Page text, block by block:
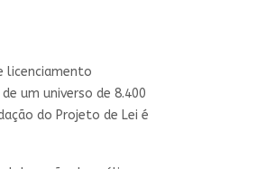
licenciamento
um universo de 8.400
do Projeto de Lei é